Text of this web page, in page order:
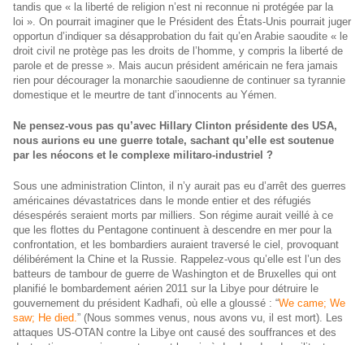
tandis que « la liberté de religion n’est ni reconnue ni protégée par la
loi ». On pourrait imaginer que le Président des États-Unis pourrait juger
opportun d’indiquer sa désapprobation du fait qu’en Arabie saoudite « le
droit civil ne protège pas les droits de l’homme, y compris la liberté de
parole et de presse ». Mais aucun président américain ne fera jamais
rien pour décourager la monarchie saoudienne de continuer sa tyrannie
domestique et le meurtre de tant d’innocents au Yémen.
Ne pensez-vous pas qu’avec Hillary Clinton présidente des USA,
nous aurions eu une guerre totale, sachant qu’elle est soutenue
par les néocons et le complexe militaro-industriel ?
Sous une administration Clinton, il n’y aurait pas eu d’arrêt des guerres
américaines dévastatrices dans le monde entier et des réfugiés
désespérés seraient morts par milliers. Son régime aurait veillé à ce
que les flottes du Pentagone continuent à descendre en mer pour la
confrontation, et les bombardiers auraient traversé le ciel, provoquant
délibérément la Chine et la Russie. Rappelez-vous qu’elle est l’un des
batteurs de tambour de guerre de Washington et de Bruxelles qui ont
planifié le bombardement aérien 2011 sur la Libye pour détruire le
gouvernement du président Kadhafi, où elle a gloussé : “We came; We
saw; He died.” (Nous sommes venus, nous avons vu, il est mort). Les
attaques US-OTAN contre la Libye ont causé des souffrances et des